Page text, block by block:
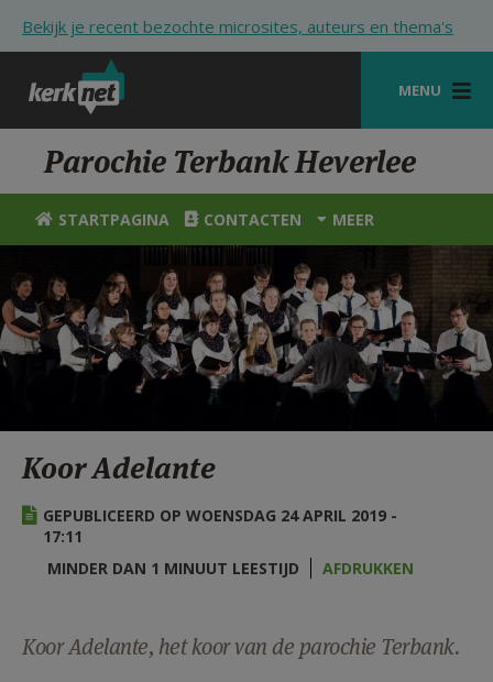
Bekijk je recent bezochte microsites, auteurs en thema's
MENU
STARTPAGINA
KERK
VIERINGEN
SHOP
ZOEKEN
STARTPAGINA PORTAAL
MIJN PAROCHIE
AANMELDEN OF REGISTREREN
Parochie Terbank Heverlee
STARTPAGINA CONTACTEN MEER
Koor Adelante
GEPUBLICEERD OP WOENSDAG 24 APRIL 2019 -
17:11
MINDER DAN 1 MINUUT LEESTIJD
AFDRUKKEN
Koor Adelante, het koor van de parochie Terbank.